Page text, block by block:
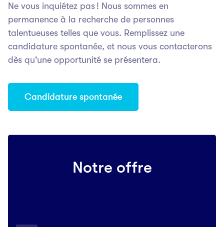
Ne vous inquiétez pas ! Nous sommes en
permanence à la recherche de personnes
talentueuses telles que vous. Remplissez une
candidature spontanée, et nous vous contacterons
dès qu'une opportunité se présentera.
Candidature spontanée
Notre offre